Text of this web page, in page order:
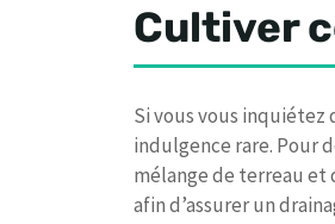
Cultiver
Si vous vous inquiétez
indulgence rare. Pour
mélange de terreau et
afin d’assurer un